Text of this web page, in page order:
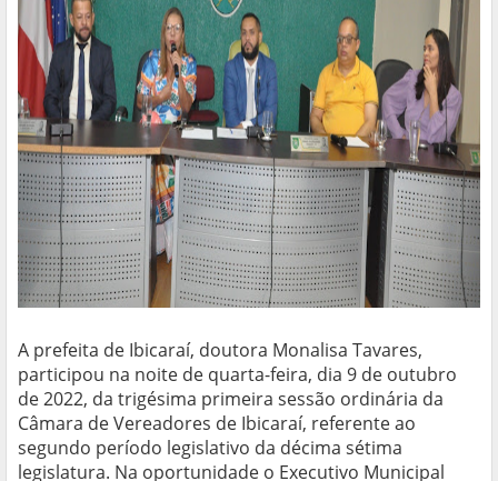
A prefeita de Ibicaraí, doutora Monalisa Tavares,
participou na noite de quarta-feira, dia 9 de outubro
de 2022, da trigésima primeira sessão ordinária da
Câmara de Vereadores de Ibicaraí, referente ao
segundo período legislativo da décima sétima
legislatura. Na oportunidade o Executivo Municipal